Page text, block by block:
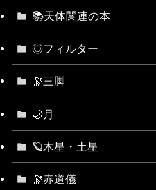
📚天体関連の本
◎フィルター
🔭三脚
🌙月
🪐木星・土星
🔭赤道儀